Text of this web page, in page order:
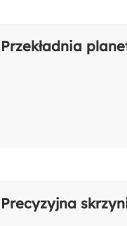
Przekładnia
Precyzyjna